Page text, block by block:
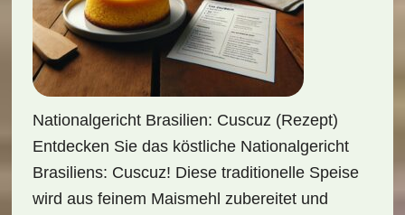
Nationalgericht Brasilien: Cuscuz (Rezept)
Entdecken Sie das köstliche Nationalgericht
Brasiliens: Cuscuz! Diese traditionelle Speise
wird aus feinem Maismehl zubereitet und